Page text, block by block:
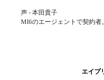
声 - 本田貴子
MI6のエージェントで契約者
エイプ